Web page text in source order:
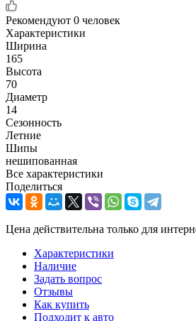
Рекомендуют 0 человек
Характеристики
Ширина
165
Высота
70
Диаметр
14
Сезонность
Летние
Шипы
нешипованная
Все характеристики
Поделиться
Цена действительна только для
Характеристики
Наличие
Задать вопрос
Отзывы
Как купить
Подходит к авто